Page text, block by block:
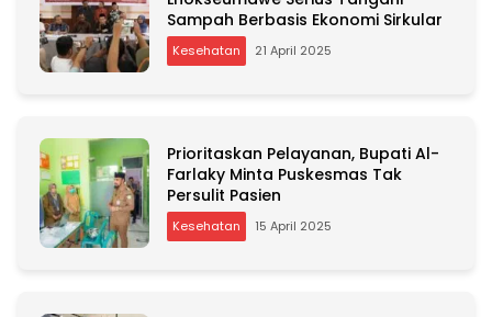
Sampah Berbasis Ekonomi Sirkular
Kesehatan 21 April 2025
Prioritaskan Pelayanan, Bupati Al-
Farlaky Minta Puskesmas Tak
Persulit Pasien
Kesehatan 15 April 2025